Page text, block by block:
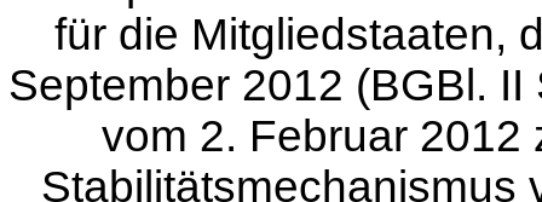
für die Mitgliedstaaten,
September 2012 (BGBl.
vom 2. Februar 2012
Stabilitätsmechanismus